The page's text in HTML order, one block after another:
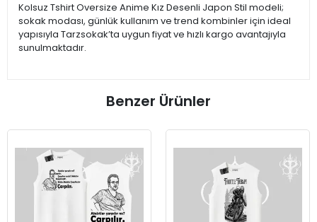
Kolsuz Tshirt Oversize Anime Kız Desenli Japon Stil modeli;
sokak modası, günlük kullanım ve trend kombinler için ideal
yapısıyla Tarzsokak’ta uygun fiyat ve hızlı kargo avantajıyla
sunulmaktadır.
Benzer Ürünler